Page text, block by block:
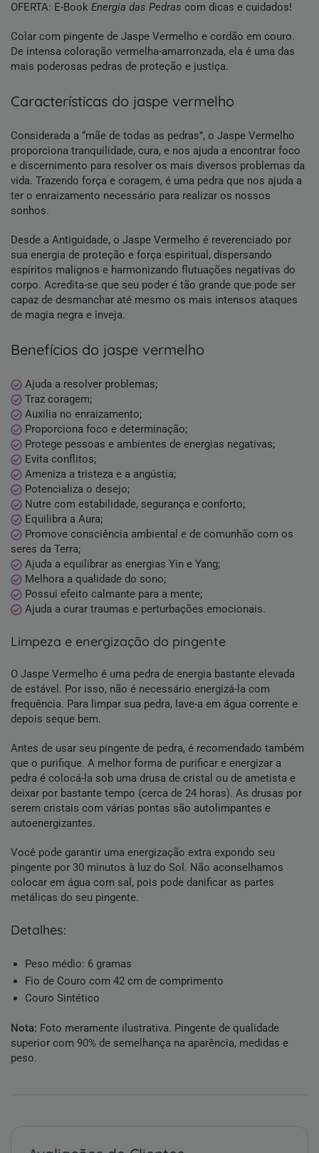
OFERTA: E-BookEnergia das Pedras com dicas e cuidados!
Colar com pingente de Jaspe Vermelho e cordão em couro.
De intensa coloração vermelha-amarronzada, ela é uma das
mais poderosas pedras de proteção e justiça.
características do jaspe vermelho
Considerada a “mãe de todas as pedras”, o Jaspe Vermelho
proporciona tranquilidade, cura, e nos ajuda a encontrar foco
e discernimento para resolver os mais diversos problemas da
vida. Trazendo força e coragem, é uma pedra que nos ajuda a
ter o enraizamento necessário para realizar os nossos
sonhos.
Desde a Antiguidade, o Jaspe Vermelho é reverenciado por
sua energia de proteção e força espiritual, dispersando
espíritos malignos e harmonizando flutuações negativas do
corpo. Acredita-se que seu poder é tão grande que pode ser
capaz de desmanchar até mesmo os mais intensos ataques
de magia negra e inveja.
benefícios do jaspe vermelho
Ajuda a resolver problemas;
Traz coragem;
Auxilia no enraizamento;
Proporciona foco e determinação;
Protege pessoas e ambientes de energias negativas;
Evita conflitos;
Ameniza a tristeza e a angústia;
Potencializa o desejo;
Nutre com estabilidade, segurança e conforto;
Equilibra a Aura;
Promove consciência ambiental e de comunhão com os
seres da Terra;
Ajuda a equilibrar as energias Yin e Yang;
Melhora a qualidade do sono;
Possui efeito calmante para a mente;
Ajuda a curar traumas e perturbações emocionais.
limpeza e energização do pingente
O Jaspe Vermelho é uma pedra de energia bastante elevada
de estável. Por isso, não é necessário energizá-la com
frequência. Para limpar sua pedra, lave-a em água corrente e
depois seque bem.
Antes de usar seu pingente de pedra, é recomendado também
que o purifique. A melhor forma de purificar e energizar a
pedra é colocá-la sob uma drusa de cristal ou de ametista e
deixar por bastante tempo (cerca de 24 horas). As drusas por
serem cristais com várias pontas são autolimpantes e
autoenergizantes.
Você pode garantir uma energização extra expondo seu
pingente por 30 minutos à luz do Sol. Não aconselhamos
colocar em água com sal, pois pode danificar as partes
metálicas do seu pingente.
detalhes:
Peso médio: 6 gramas
Fio de Couro com 42 cm de comprimento
Couro Sintético
Nota: Foto meramente ilustrativa. Pingente de qualidade
superior com 90% de semelhança na aparência, medidas e
peso.